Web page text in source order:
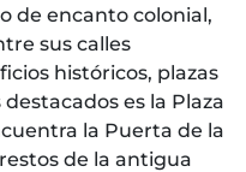
de encanto colonial,
sus calles
históricos, plazas
es la Plaza
la Puerta de la
de la antigua